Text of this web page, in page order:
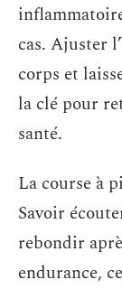
cas. Ajuster
corps et
la clé pour
santé.
La course à
Savoir
rebondir
endurance,